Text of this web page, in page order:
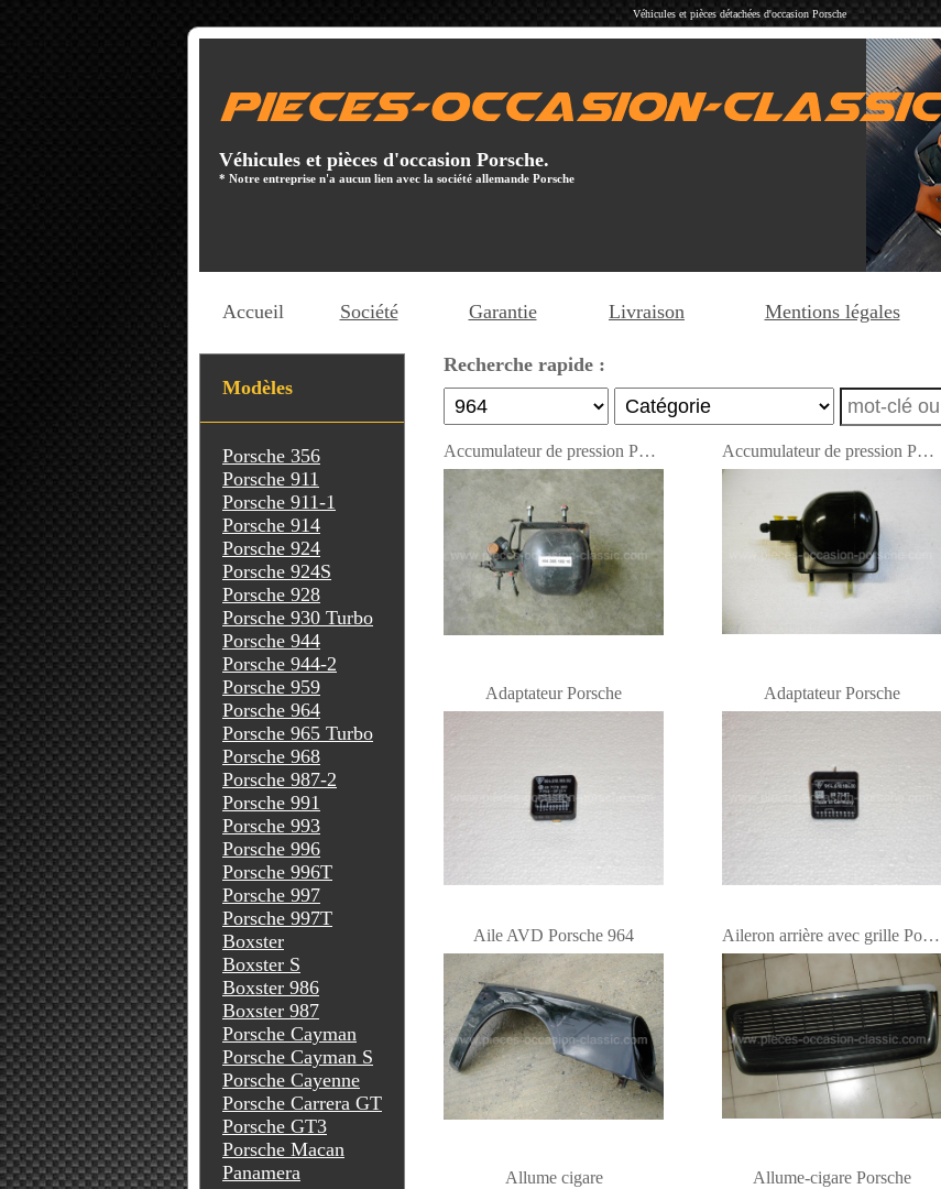
Véhicules et pièces détachées d'occasion Porsche
Véhicules et pièces d'occasion Porsche.
* Notre entreprise n'a aucun lien avec la société allemande Porsche
Accueil Société Garantie Livraison Mentions légales
Modèles
Porsche 356
Porsche 911
Porsche 911-1
Porsche 914
Porsche 924
Porsche 924S
Porsche 928
Porsche 930 Turbo
Porsche 944
Porsche 944-2
Porsche 959
Porsche 964
Porsche 965 Turbo
Porsche 968
Porsche 987-2
Porsche 991
Porsche 993
Porsche 996
Porsche 996T
Porsche 997
Porsche 997T
Boxster
Boxster S
Boxster 986
Boxster 987
Porsche Cayman
Porsche Cayman S
Porsche Cayenne
Porsche Carrera GT
Porsche GT3
Porsche Macan
Panamera
Recherche rapide :
Accumulateur de pression Porsche 964 Accumulateur de pression Porsche 964 - NEUF
Adaptateur Porsche Adaptateur Porsche
Aile AVD Porsche 964 Aileron arrière avec grille Porsche 964
Allume cigare Allume-cigare Porsche